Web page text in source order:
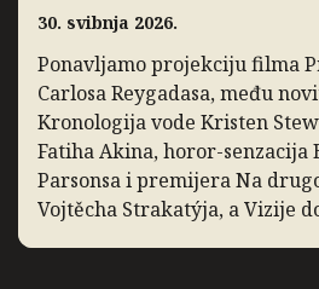
30. svibnja 2026.
Ponavljamo projekciju filma
Carlosa Reygadasa, među
Kronologija vode Kristen
Fatiha Akina, horor-senzacija
Parsonsa i premijera Na
Vojtěcha Strakatýja, a Vizije